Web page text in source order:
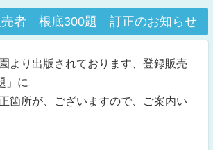
者 根底300題 訂正のお知らせ
より出版されております、登録販売
」に
箇所が、ございますので、ご案内い